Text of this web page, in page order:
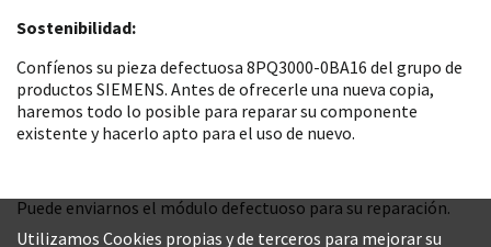
Sostenibilidad:
Confíenos su pieza defectuosa 8PQ3000-0BA16 del grupo de
productos SIEMENS. Antes de ofrecerle una nueva copia,
haremos todo lo posible para reparar su componente
existente y hacerlo apto para el uso de nuevo.
Puede enviarnos el módulo defectuoso para su reparación.
Utilizamos Cookies propias y de terceros para mejorar su